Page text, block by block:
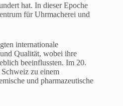
hat. In dieser Epoche
für Uhrmacherei und
internationale
Qualität, wobei ihre
beeinflussten. Im 20.
zu einem
und pharmazeutische